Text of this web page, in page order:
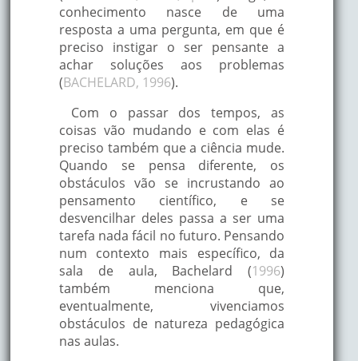
conhecimento nasce de uma
resposta a uma pergunta, em que é
preciso instigar o ser pensante a
achar soluções aos problemas
(BACHELARD, 1996).
Com o passar dos tempos, as
coisas vão mudando e com elas é
preciso também que a ciência mude.
Quando se pensa diferente, os
obstáculos vão se incrustando ao
pensamento científico, e se
desvencilhar deles passa a ser uma
tarefa nada fácil no futuro. Pensando
num contexto mais específico, da
sala de aula, Bachelard (1996)
também menciona que,
eventualmente, vivenciamos
obstáculos de natureza pedagógica
nas aulas.